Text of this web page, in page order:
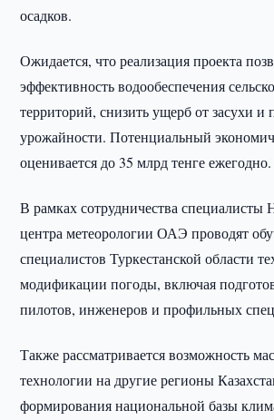
осадков.
Ожидается, что реализация проекта
эффективность водообеспечения
территорий, снизить ущерб от засухи и
урожайности. Потенциальный
оценивается до 35 млрд тенге ежегодно.
В рамках сотрудничества специалисты
центра метеорологии ОАЭ проводят
специалистов Туркестанской области
модификации погоды, включая
пилотов, инженеров и профильных
Также рассматривается возможность
технологии на другие регионы
формирования национальной базы